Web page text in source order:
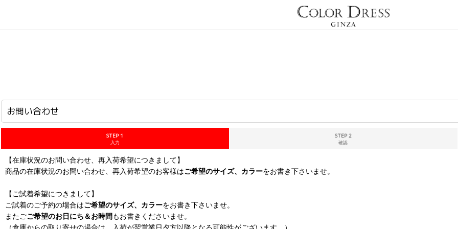
お問い合わせ
STEP 1
入力
STEP 2
確認
【在庫状況のお問い合わせ、再入荷希望につきまして】
商品の在庫状況のお問い合わせ、再入荷希望のお客様はご希望のサイズ、カラーをお書き下さいませ。
【ご試着希望につきまして】
ご試着のご予約の場合はご希望のサイズ、カラーをお書き下さいませ。
またごご希望のお日にち＆お時間もお書きくださいませ。
（倉庫からの取り寄せの場合は、入荷が翌営業日夕方以降となる可能性がございます。）